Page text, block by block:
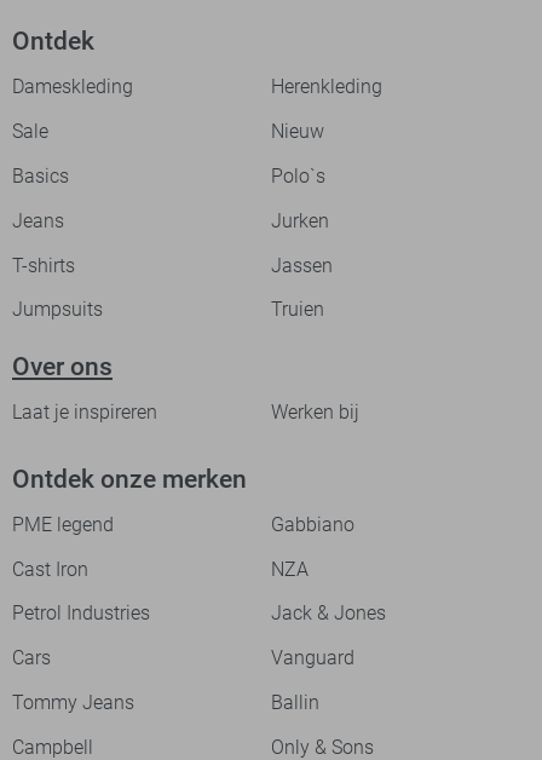
Ontdek
Dameskleding
Herenkleding
Sale
Nieuw
Basics
Polo`s
Jeans
Jurken
T-shirts
Jassen
Jumpsuits
Truien
Over ons
Laat je inspireren Werken bij
Ontdek onze merken
PME legend
Gabbiano
Cast Iron
NZA
Petrol Industries
Jack & Jones
Cars
Vanguard
Tommy Jeans
Ballin
Campbell
Only & Sons